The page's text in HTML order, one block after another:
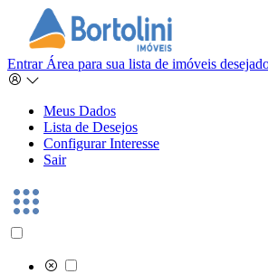
Entrar Área para sua lista de imóveis
Meus Dados
Lista de Desejos
Configurar Interesse
Sair